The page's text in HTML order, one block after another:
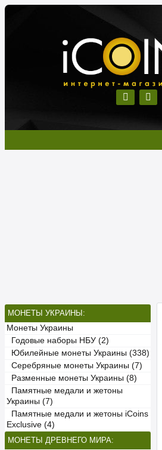
МОНЕТЫ УКРАИНЫ:
Монеты Украины
Годовые наборы НБУ (2)
Юбилейные монеты Украины (338)
Серебряные монеты Украины (7)
Разменные монеты Украины (8)
Памятные медали и жетоны
Украины (7)
Памятные медали и жетоны iCoins
Exclusive (4)
МОНЕТЫ ДРЕВНЕГО МИРА: